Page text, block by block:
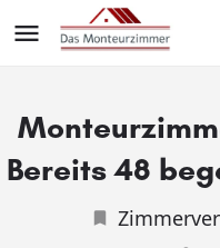
Bereits 48